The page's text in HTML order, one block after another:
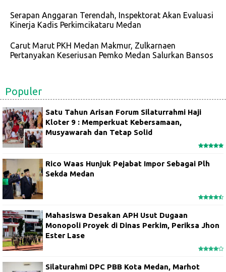
Serapan Anggaran Terendah, Inspektorat Akan Evaluasi
Kinerja Kadis Perkimcikataru Medan
Carut Marut PKH Medan Makmur, Zulkarnaen
Pertanyakan Keseriusan Pemko Medan Salurkan Bansos
Populer
Satu Tahun Arisan Forum Silaturrahmi Haji
Kloter 9 : Memperkuat Kebersamaan,
Musyawarah dan Tetap Solid
Rico Waas Hunjuk Pejabat Impor Sebagai Plh
Sekda Medan
Mahasiswa Desakan APH Usut Dugaan
Monopoli Proyek di Dinas Perkim, Periksa Jhon
Ester Lase
Silaturahmi DPC PBB Kota Medan, Marhot